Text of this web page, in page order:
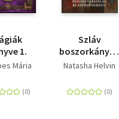
1.
Mária
Szláv
boszorkányság
- Óvilági
Natasha Helvin